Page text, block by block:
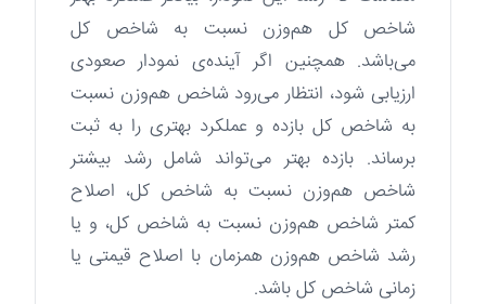
شاخص کل هم‌وزن نسبت به شاخص کل
می‌باشد. همچنین اگر آینده‌ی نمودار صعودی
ارزیابی شود، انتظار می‌رود شاخص هم‌وزن نسبت
به شاخص کل بازده و عملکرد بهتری را به ثبت
برساند. بازده بهتر می‌تواند شامل رشد بیشتر
شاخص هم‌وزن نسبت به شاخص کل، اصلاح
کمتر شاخص هم‌وزن نسبت به شاخص کل، و یا
رشد شاخص هم‌وزن همزمان با اصلاح قیمتی یا
زمانی شاخص کل باشد.